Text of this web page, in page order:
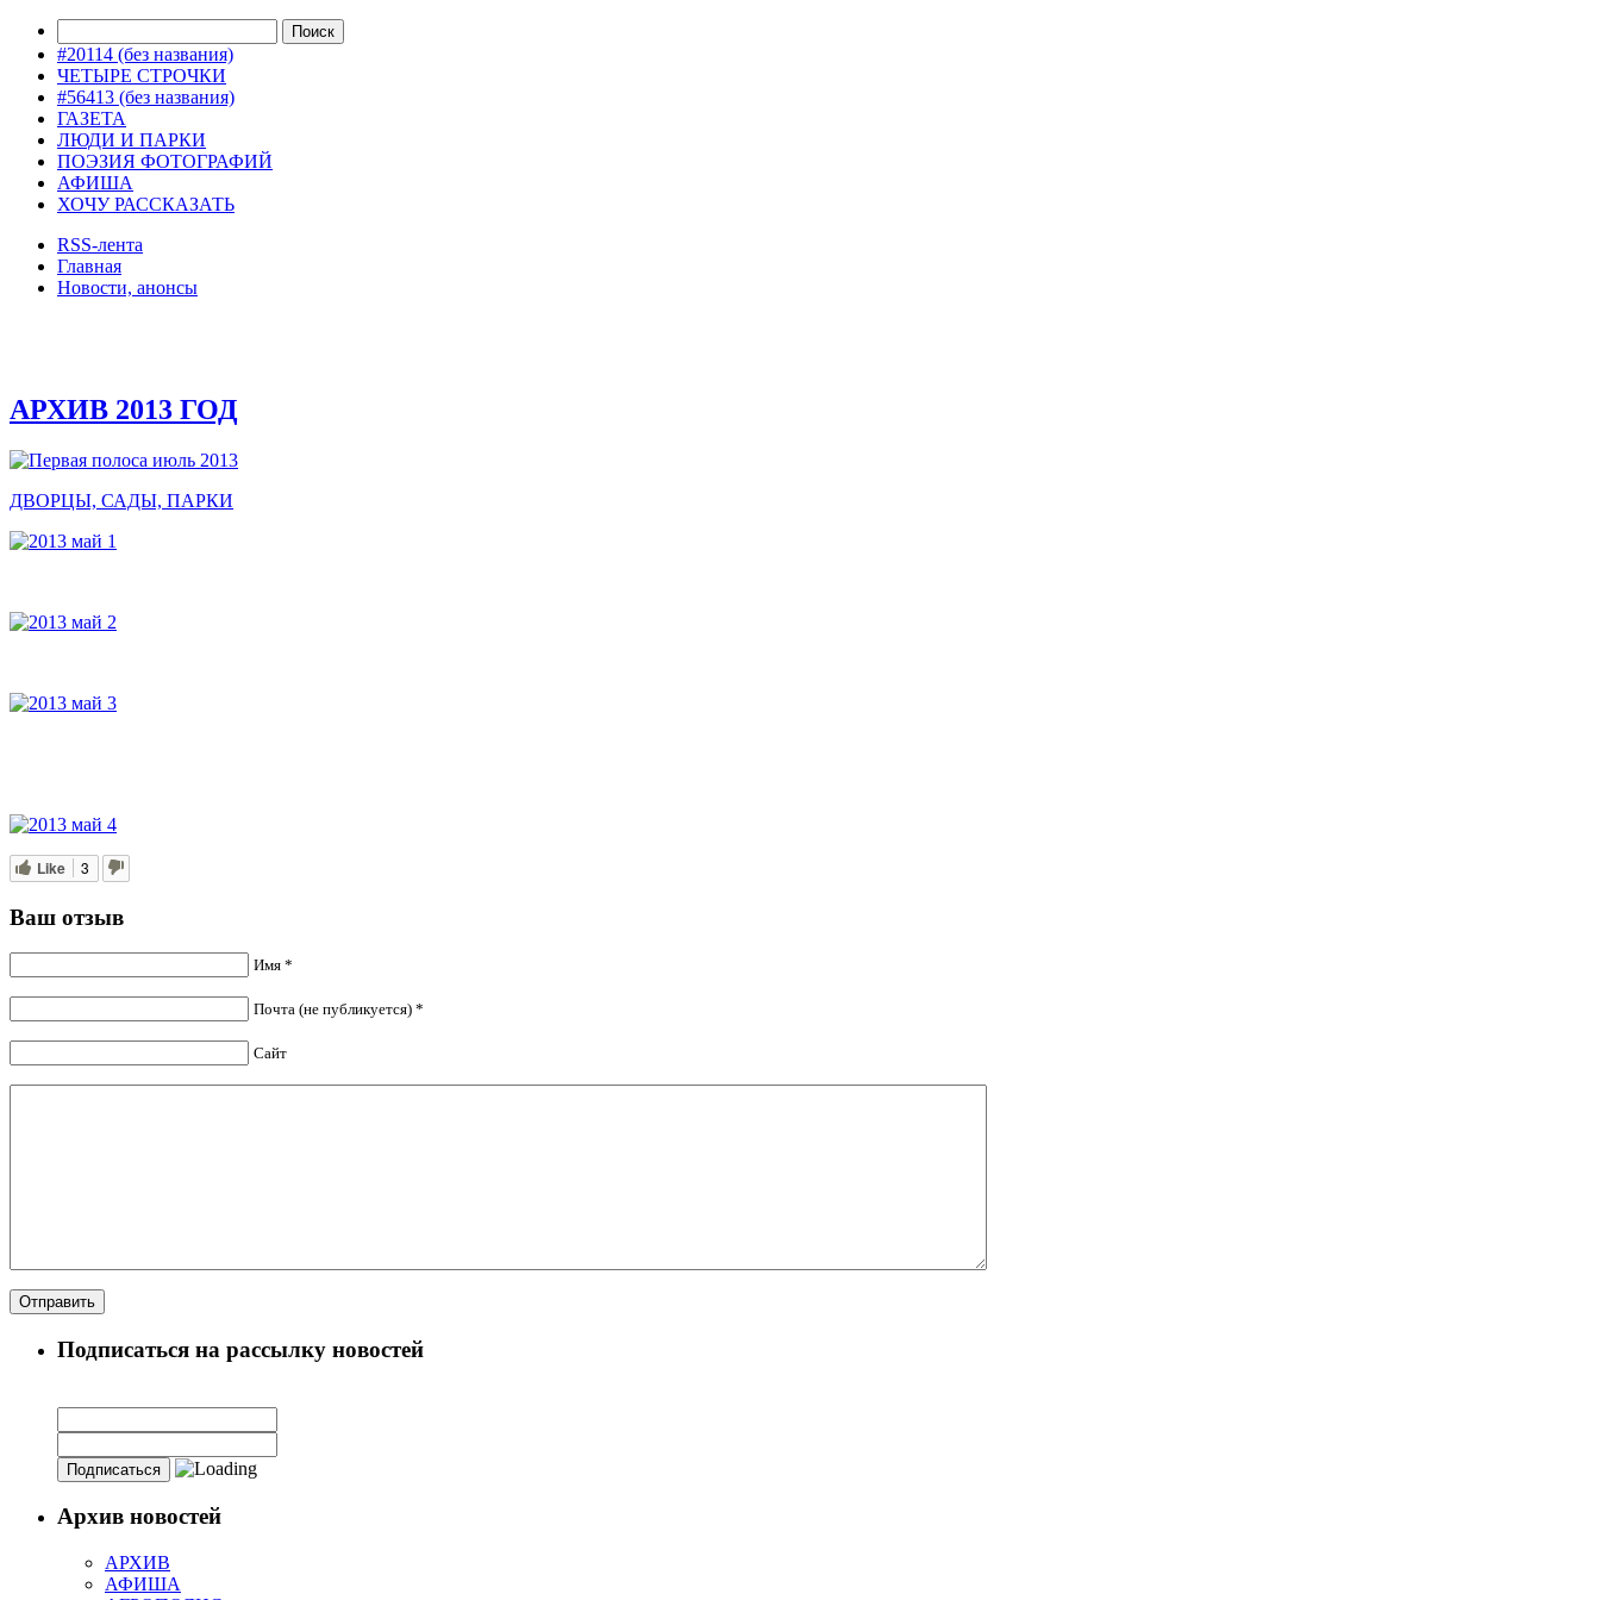
#20114 (без названия)
ЧЕТЫРЕ СТРОЧКИ
#56413 (без названия)
ГАЗЕТА
ЛЮДИ И ПАРКИ
ПОЭЗИЯ ФОТОГРАФИЙ
АФИША
ХОЧУ РАССКАЗАТЬ
RSS-лента
Главная
Новости, анонсы
АРХИВ 2013 ГОД
ДВОРЦЫ, САДЫ, ПАРКИ
Like 3
Ваш отзыв
Имя *
Почта (не публикуется) *
Сайт
Подписаться на рассылку новостей
Архив новостей
АРХИВ
АФИША